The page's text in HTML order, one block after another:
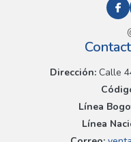
Dirección:Calle
Línea
Línea